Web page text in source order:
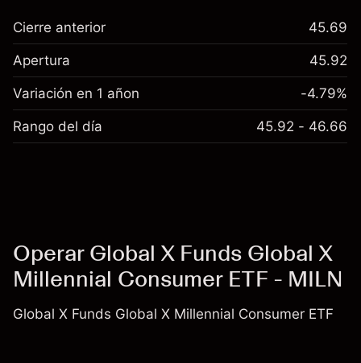
Cierre anterior 45.69
Apertura 45.92
Variación en 1 añon -4.79%
Rango del día 45.92 - 46.66
Operar Global X Funds Global X
Millennial Consumer ETF - MILN
Global X Funds Global X Millennial Consumer ETF